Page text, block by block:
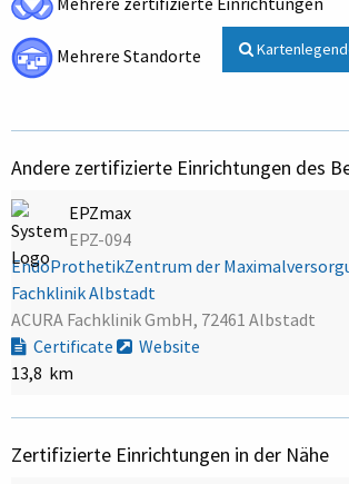
Mehrere Standorte
Andere zertifizierte Einrichtungen des
EPZmax
EPZ-094
EndoProthetikZentrum der
Fachklinik Albstadt
ACURA Fachklinik GmbH, 72461 Albstadt
Certificate
Website
13,8 km
Zertifizierte Einrichtungen in der Nähe